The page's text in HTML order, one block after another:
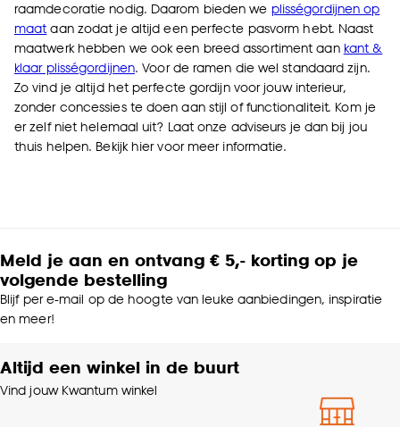
raamdecoratie nodig. Daarom bieden we plisségordijnen op
maat aan zodat je altijd een perfecte pasvorm hebt. Naast
maatwerk hebben we ook een breed assortiment aan kant &
klaar plisségordijnen. Voor de ramen die wel standaard zijn.
Zo vind je altijd het perfecte gordijn voor jouw interieur,
zonder concessies te doen aan stijl of functionaliteit. Kom je
er zelf niet helemaal uit? Laat onze adviseurs je dan bij jou
thuis helpen. Bekijk hier voor meer informatie.
Meld je aan en ontvang € 5,- korting op je
volgende bestelling
Blijf per e-mail op de hoogte van leuke aanbiedingen, inspiratie
en meer!
Altijd een winkel in de buurt
Vind jouw Kwantum winkel